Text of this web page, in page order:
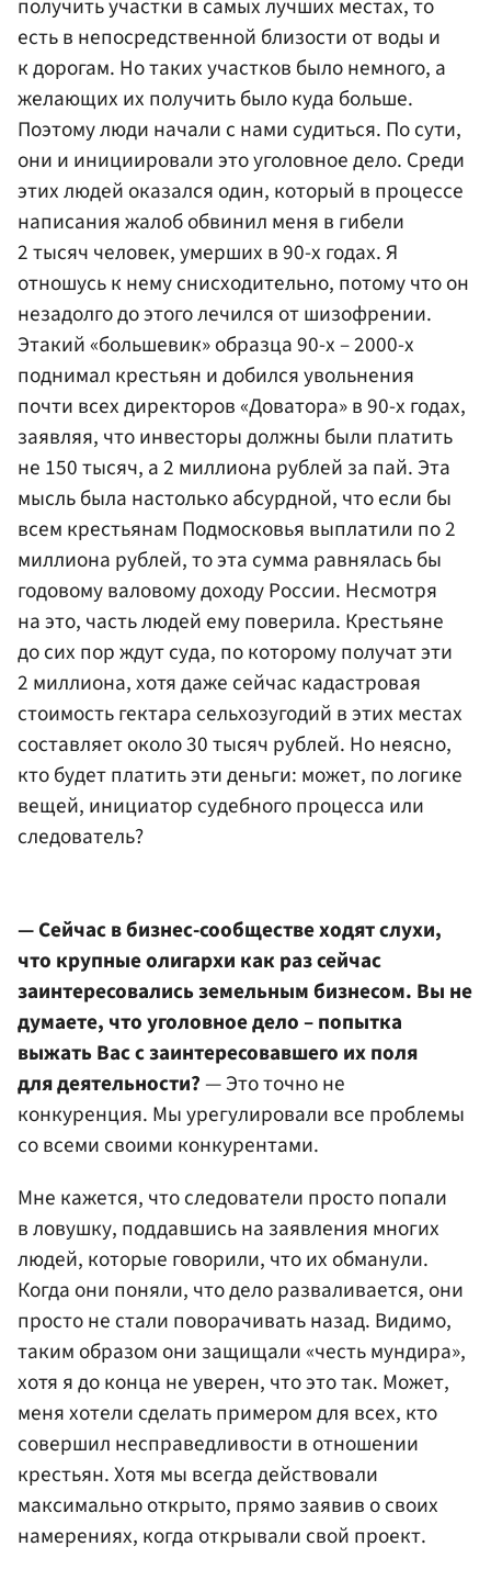
получить участки в самых лучших местах, то
есть в непосредственной близости от воды и
к дорогам. Но таких участков было немного, а
желающих их получить было куда больше.
Поэтому люди начали с нами судиться. По сути,
они и инициировали это уголовное дело. Среди
этих людей оказался один, который в процессе
написания жалоб обвинил меня в гибели
2 тысяч человек, умерших в 90-х годах. Я
отношусь к нему снисходительно, потому что он
незадолго до этого лечился от шизофрении.
Этакий «большевик» образца 90-х – 2000-х
поднимал крестьян и добился увольнения
почти всех директоров «Доватора» в 90-х годах,
заявляя, что инвесторы должны были платить
не 150 тысяч, а 2 миллиона рублей за пай. Эта
мысль была настолько абсурдной, что если бы
всем крестьянам Подмосковья выплатили по 2
миллиона рублей, то эта сумма равнялась бы
годовому валовому доходу России. Несмотря
на это, часть людей ему поверила. Крестьяне
до сих пор ждут суда, по которому получат эти
2 миллиона, хотя даже сейчас кадастровая
стоимость гектара сельхозугодий в этих местах
составляет около 30 тысяч рублей. Но неясно,
кто будет платить эти деньги: может, по логике
вещей, инициатор судебного процесса или
следователь?
— Сейчас в бизнес-сообществе ходят слухи,
что крупные олигархи как раз сейчас
заинтересовались земельным бизнесом. Вы не
думаете, что уголовное дело – попытка
выжать Вас с заинтересовавшего их поля
для деятельности?— Это точно не
конкуренция. Мы урегулировали все проблемы
со всеми своими конкурентами.
Мне кажется, что следователи просто попали
в ловушку, поддавшись на заявления многих
людей, которые говорили, что их обманули.
Когда они поняли, что дело разваливается, они
просто не стали поворачивать назад. Видимо,
таким образом они защищали «честь мундира»,
хотя я до конца не уверен, что это так. Может,
меня хотели сделать примером для всех, кто
совершил несправедливости в отношении
крестьян. Хотя мы всегда действовали
максимально открыто, прямо заявив о своих
намерениях, когда открывали свой проект.